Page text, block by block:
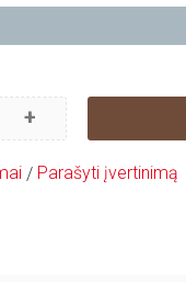
+
/ Parašyti įvertinimą